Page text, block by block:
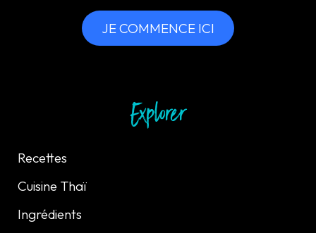
JE COMMENCE ICI
Explorer
Recettes
Cuisine Thaï
Ingrédients